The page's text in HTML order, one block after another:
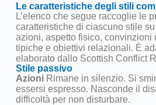
Le caratteristiche degli stili
L’elenco che segue raccoglie le
caratteristiche di ciascuno stile
azioni, aspetto fisico, convinzioni
tipiche e obiettivi relazionali. È
elaborato dallo Scottish Conflict
Stile passivo
AzioniRimane in silenzio. Si
essersi espresso. Nasconde il
difficoltà per non disturbare.